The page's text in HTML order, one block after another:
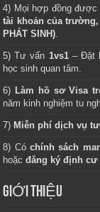
4) Mọi hợp đồng
tài khoản của trường,
PHÁT SINH).
5) Tư vấn 1vs1– Đặt
học sinh quan tâm.
6) Làm hồ sơ Visa
năm kinh nghiệm tu
7) Miễn phí dịch vụ
8) Cóchính sách
hoặcđăng ký định cư
GIỚI THIỆU